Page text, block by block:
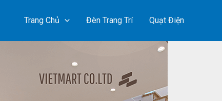
Trang Chủ Đèn Trang Trí Quạt Điện